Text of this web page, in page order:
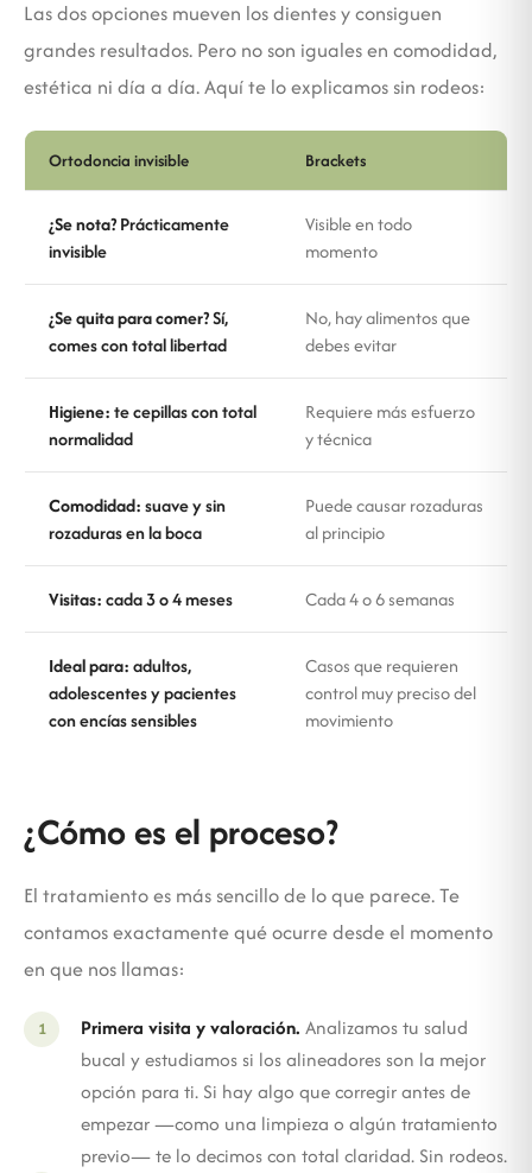
Las dos opciones mueven los dientes y consiguen
grandes resultados. Pero no son iguales en comodidad,
estética ni día a día. Aquí te lo explicamos sin rodeos:
Ortodoncia invisible Brackets
¿Se nota?Prácticamente
invisible
Visible en todo
momento
¿Se quita para comer?Sí,
comes con total libertad
No, hay alimentos que
debes evitar
Higiene:te cepillas con total
normalidad
Requiere más esfuerzo
y técnica
Comodidad:suave y sin
rozaduras en la boca
Puede causar rozaduras
al principio
Visitas:cada 3 o 4 meses Cada 4 o 6 semanas
Ideal para:adultos,
adolescentes y pacientes
con encías sensibles
Casos que requieren
control muy preciso del
movimiento
¿Cómo es el proceso?
El tratamiento es más sencillo de lo que parece. Te
contamos exactamente qué ocurre desde el momento
en que nos llamas:
Primera visita y valoración. Analizamos tu salud
bucal y estudiamos si los alineadores son la mejor
opción para ti. Si hay algo que corregir antes de
empezar —como una limpieza o algún tratamiento
previo— te lo decimos con total claridad. Sin rodeos.